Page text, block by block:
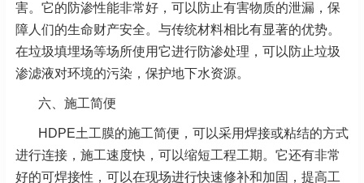
害。它的防渗性能非常好，可以防止有害物质的泄漏，保
障人们的生命财产安全。与传统材料相比有显著的优势。
在垃圾填埋场等场所使用它进行防渗处理，可以防止垃圾
渗滤液对环境的污染，保护地下水资源。
六、施工简便
HDPE土工膜的施工简便，可以采用焊接或粘结的方式
进行连接，施工速度快，可以缩短工程工期。它还有非常
好的可焊接性，可以在现场进行快速修补和加固，提高工